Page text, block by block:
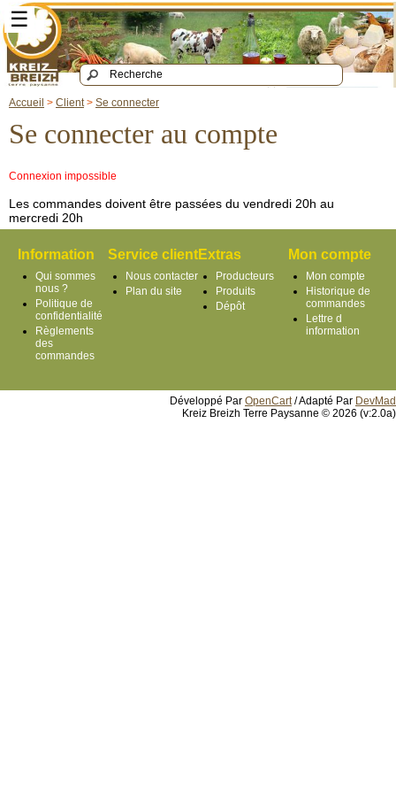
☰
Accueil > Client > Se connecter
Se connecter au compte
Connexion impossible
Les commandes doivent être passées du vendredi 20h au
mercredi 20h
Information
Qui sommes
nous ?
Politique de
confidentialité
Règlements
des
commandes
Service client
Nous contacter
Plan du site
Extras
Producteurs
Produits
Dépôt
Mon compte
Mon compte
Historique de
commandes
Lettre d
information
Développé Par OpenCart / Adapté Par DevMad
Kreiz Breizh Terre Paysanne © 2026 (v:2.0a)